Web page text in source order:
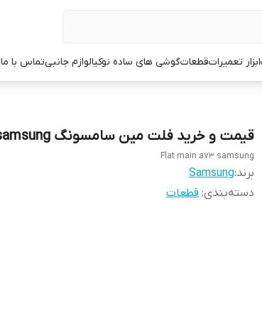
ابزار تعمیراتقطعاتگوشی های ساده نوکیالوازم جانبیتماس با ما
قیمت و خرید فلت مین سامسونگ Flat main a73 samsung
Flat main a73 samsung
برند:Samsung
دسته‌بندی: قطعات